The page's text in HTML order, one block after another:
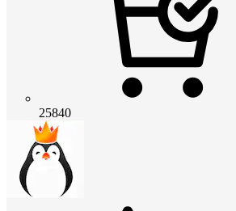
25840